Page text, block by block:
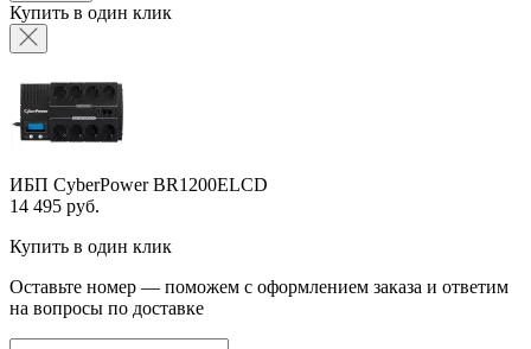
Купить в один клик
ИБП CyberPower BR1200ELCD
14 495 руб.
Купить в один клик
Оставьте номер — поможем с оформлением заказа и ответим
на вопросы по доставке